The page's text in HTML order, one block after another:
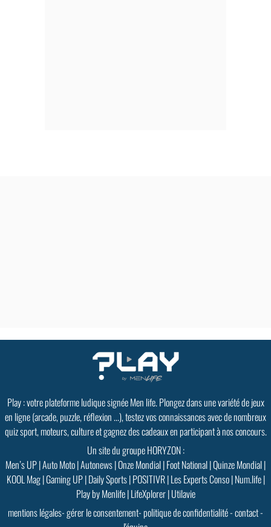
Play : votre plateforme ludique signée Men life. Plongez dans une variété de jeux
en ligne (arcade, puzzle, réflexion ...), testez vos connaissances avec de nombreux
quiz sport, moteurs, culture et gagnez des cadeaux en participant à nos concours.
Un site du groupe HORYZON :
Men’s UP|Auto Moto|Autonews|Onze Mondial|Foot National|Quinze Mondial|
KOOL Mag|Gaming UP|Daily Sports|POSITIVR|Les Experts Conso|Num.life|
Play by Menlife|LifeXplorer|Utilavie
mentions légales-gérer le consentement-politique de confidentialité-contact-